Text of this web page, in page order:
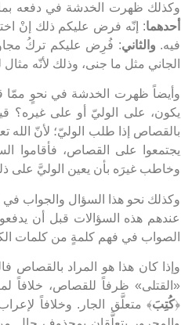
وكذلك ظهرت الخدشة في دفعه بما
أحدهما: إنّه فرض عليكم ذلك إنْ
فيه. والثاني: فُرِض عليكم تركُ
الجاني مثل ما جنى، وذلك لأنّه مثال
وأيضاً ظهرت الخدشة في نحوٍ ممّا
يكون، على الوليّ أو على غيره؟
بالقصاص إذا طلب الوليّ؛ لأنّ الله
يجتمعوا على القصاص، فأقاموا
وخاطب غيرَه بأن يعين الوليَّ على
وكذلك نحو هذا السؤال والجواب
عندهم هذه السؤالات قبل أن
الصواب في فهم كلمةٍ من كلمات
وإذا كان هذا هو المراد بالقصاص
«القتلى» ظرفاً للقصاص، خلافاً
﴿كُتِبَ﴾ متعلَّق الجار. وخلافاً